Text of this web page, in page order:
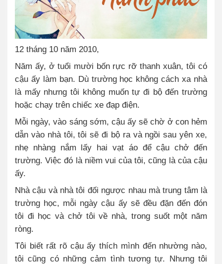
12 tháng 10 năm 2010,
Năm ấy, ở tuổi mười bốn rực rỡ thanh xuân, tôi có
cậu ấy làm bạn. Dù trường học không cách xa nhà
là mấy nhưng tôi không muốn tự đi bộ đến trường
hoặc chạy trên chiếc xe đạp điện.
Mỗi ngày, vào sáng sớm, cậu ấy sẽ chờ ở con hẻm
dẫn vào nhà tôi, tôi sẽ đi bộ ra và ngồi sau yên xe,
nhẹ nhàng nắm lấy hai vạt áo để cậu chở đến
trường. Việc đó là niềm vui của tôi, cũng là của cậu
ấy.
Nhà cậu và nhà tôi đối ngược nhau mà trung tâm là
trường học, mỗi ngày cậu ấy sẽ đều đặn đến đón
tôi đi học và chở tôi về nhà, trong suốt một năm
ròng.
Tôi biết rất rõ cậu ấy thích mình đến nhường nào,
tôi cũng có những cảm tình tương tự. Nhưng tôi